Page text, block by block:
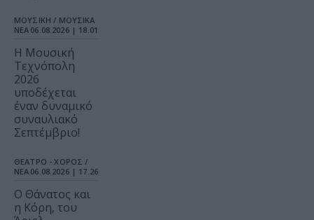
ΜΟΥΣΙΚΗ / ΜΟΥΣΙΚΑ
ΝΕΑ 06.08.2026 | 18.01
Η Μουσική
Τεχνόπολη
2026
υποδέχεται
έναν δυναμικό
συναυλιακό
Σεπτέμβριο!
ΘΕΑΤΡΟ - ΧΟΡΟΣ /
ΝΕΑ 06.08.2026 | 17.26
Ο Θάνατος και
η Κόρη, του